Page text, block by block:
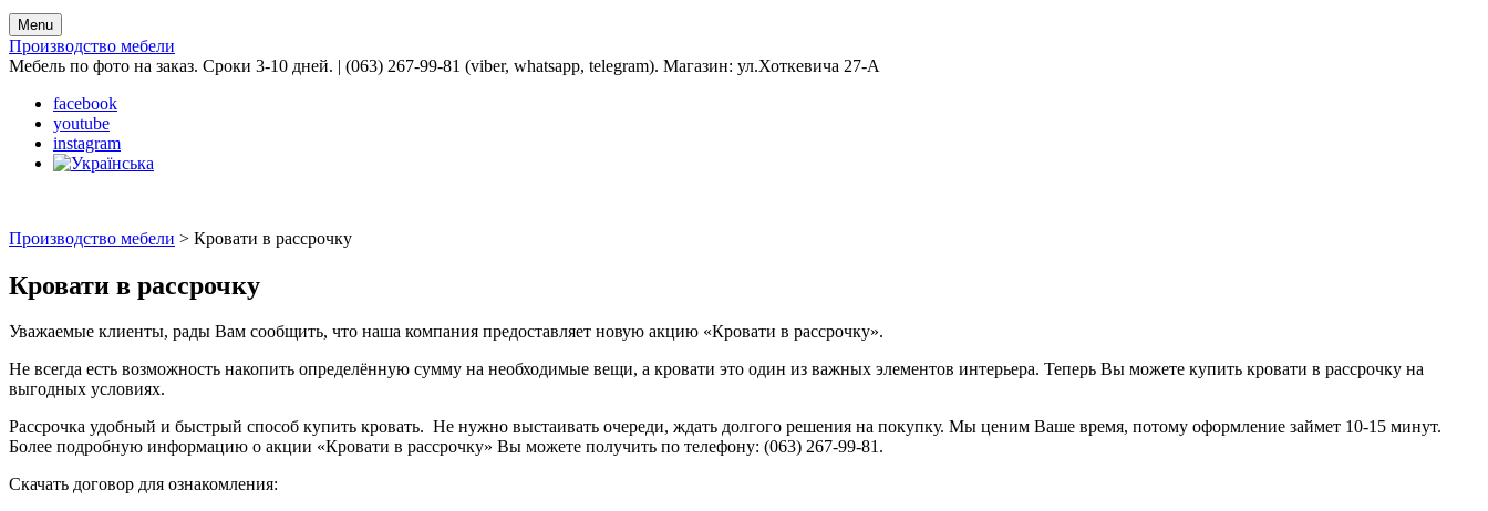
Menu
Производство мебели
Мебель по фото на заказ. Сроки 3-10 дней. | (063) 267-99-81 (viber, whatsapp, telegram). Магазин: ул.Хоткевича 27-А
facebook
youtube
instagram
Производство мебели > Кровати в рассрочку
Кровати в рассрочку
Уважаемые клиенты, рады Вам сообщить, что наша компания предоставляет новую акцию «Кровати в рассрочку».
Не всегда есть возможность накопить определённую сумму на необходимые вещи, а кровати это один из важных элементов интерьера. Теперь Вы можете купить кровати в рассрочку на
выгодных условиях.
Рассрочка удобный и быстрый способ купить кровать. Не нужно выстаивать очереди, ждать долгого решения на покупку. Мы ценим Ваше время, потому оформление займет 10-15 минут.
Более подробную информацию о акции «Кровати в рассрочку» Вы можете получить по телефону: (063) 267-99-81.
Скачать договор для ознакомления: